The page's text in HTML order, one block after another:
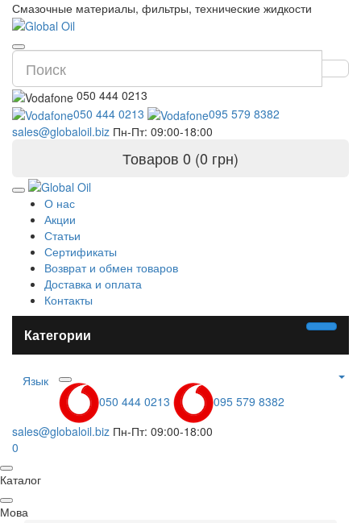
Смазочные материалы, фильтры, технические жидкости
050 444 0213
050 444 0213
095 579 8382
sales@globaloil.biz Пн-Пт: 09:00-18:00
Товаров 0 (0 грн)
О нас
Акции
Статьи
Сертификаты
Возврат и обмен товаров
Доставка и оплата
Контакты
Категории
Язык
050 444 0213
095 579 8382
sales@globaloil.biz Пн-Пт: 09:00-18:00
0
Каталог
Мова